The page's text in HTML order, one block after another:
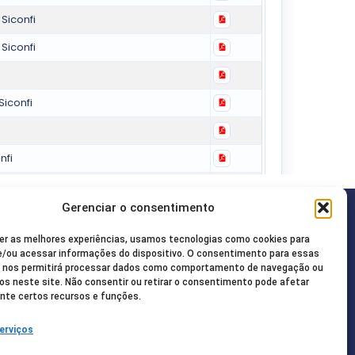
Gerenciar o consentimento
as melhores experiências, usamos tecnologias como cookies para
ou acessar informações do dispositivo. O consentimento para essas
permitirá processar dados como comportamento de navegação ou
neste site. Não consentir ou retirar o consentimento pode afetar
certos recursos e funções.
2755
000
Redes Sociais